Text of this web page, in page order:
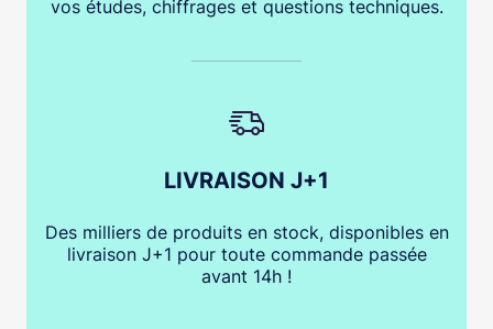
vos études, chiffrages et questions techniques.
LIVRAISON J+1
Des milliers de produits en stock, disponibles en
livraison J+1 pour toute commande passée
avant 14h !